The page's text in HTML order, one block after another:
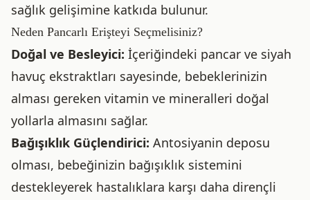
sağlık gelişimine katkıda bulunur.
Neden Pancarlı Erişteyi Seçmelisiniz?
Doğal ve Besleyici: İçeriğindeki pancar ve siyah
havuç ekstraktları sayesinde, bebeklerinizin
alması gereken vitamin ve mineralleri doğal
yollarla almasını sağlar.
Bağışıklık Güçlendirici: Antosiyanin deposu
olması, bebeğinizin bağışıklık sistemini
destekleyerek hastalıklara karşı daha dirençli